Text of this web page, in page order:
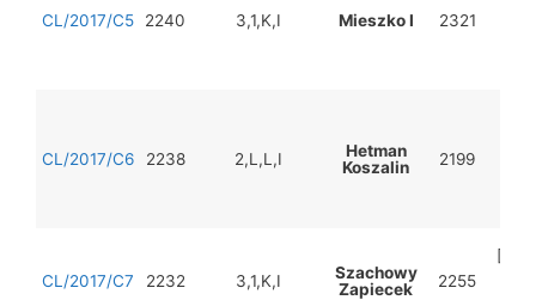
CL/2017/C5 2240 3,1,K,I Mieszko I 2321
CL/2017/C6 2238 2,L,L,I
Hetman
Koszalin
2199
CL/2017/C7 2232 3,1,K,I
Szachowy
Zapiecek
2255